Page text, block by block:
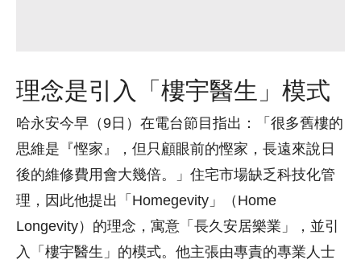
理念是引入「樓宇醫生」模式
哈永安今早（9日）在電台節目指出：「很多舊樓的
思維是『慳家』，但只顧眼前的慳家，長遠來說日
後的維修費用會大幾倍。」住宅市場缺乏科技化管
理，因此他提出「Homegevity」（Home
Longevity）的理念，寓意「長久安居樂業」，並引
入「樓宇醫生」的模式。他主張由專責的專業人士